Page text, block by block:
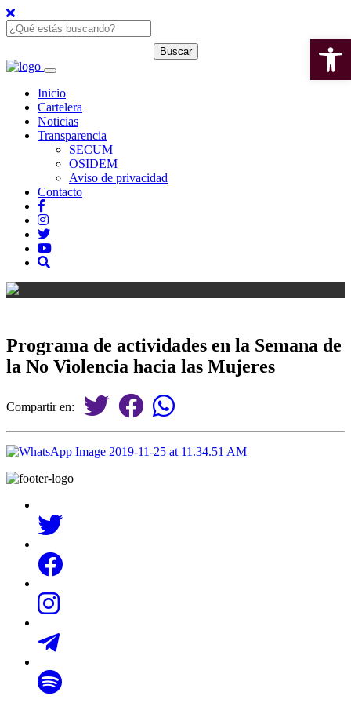
Inicio
Cartelera
Noticias
Transparencia
SECUM
OSIDEM
Aviso de privacidad
Contacto
Programa de actividades en la Semana de
la No Violencia hacia las Mujeres
Compartir en: